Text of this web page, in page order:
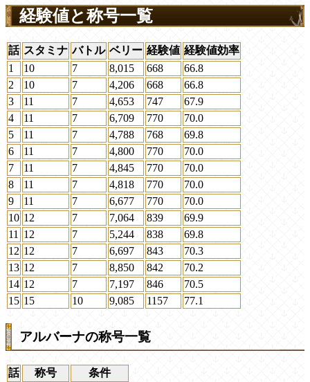
経験値と称号一覧
話 スタミナ バトル ベリー 経験値 経験値効率
1
10 7 8,015 668
66.8
2
10 7 4,206 668
66.8
3
11 7 4,653 747
67.9
4
11 7 6,709 770
70.0
5
11 7 4,788 768
69.8
6
11 7 4,800 770
70.0
7
11 7 4,845 770
70.0
8
11 7 4,818 770
70.0
9
11 7 6,677 770
70.0
10 12 7 7,064 839
69.9
11
12 7 5,244 838
69.8
12 12 7 6,697 843
70.3
13 12 7 8,850 842
70.2
14 12 7 7,197 846
70.5
15 15 10 9,085 1157 77.1
アルバーナの称号一覧
話 称号 条件